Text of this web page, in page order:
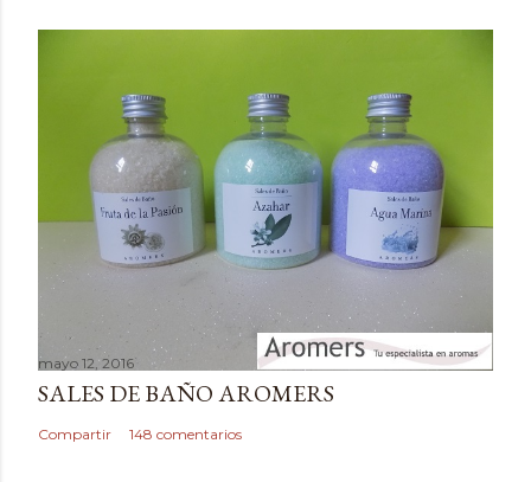
o
mayo 12, 2016
SALES DE BAÑO AROMERS
Compartir 148 comentarios